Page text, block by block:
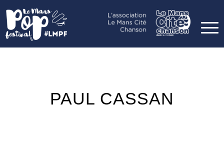
PAUL CASSAN